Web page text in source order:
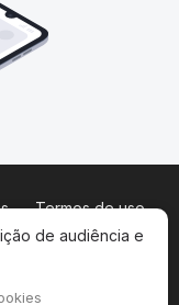
Termos de uso
privacidade
de audiência e